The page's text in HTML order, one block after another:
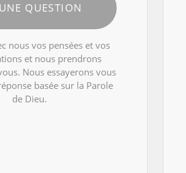
QUESTION
nous vos pensées et vos
et nous prendrons
Nous essayerons vous
basée sur la Parole
de Dieu.